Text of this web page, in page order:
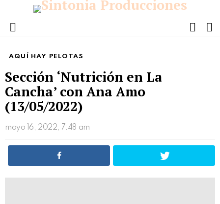
Menu
AQUÍ HAY PELOTAS
Sección ‘Nutrición en La
Cancha’ con Ana Amo
(13/05/2022)
mayo 16, 2022, 7:48 am